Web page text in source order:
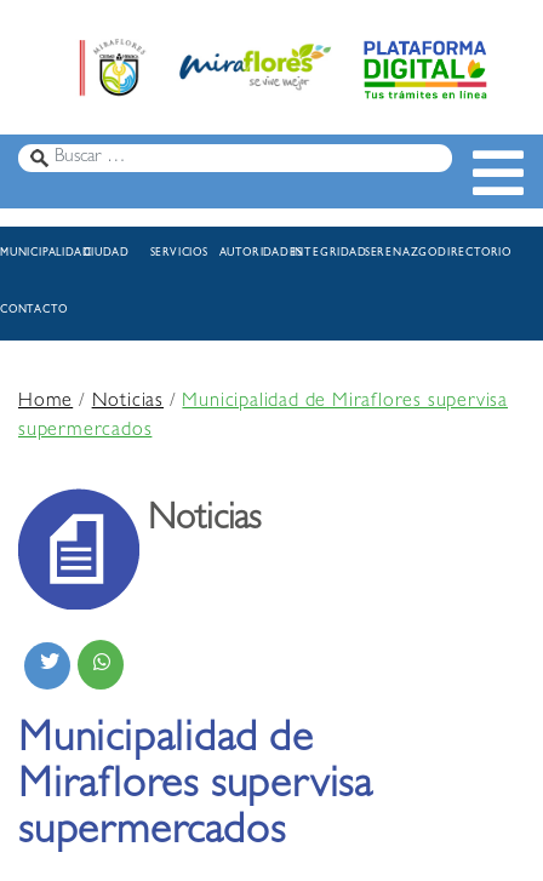
MUNICIPALIDADCIUDAD SERVICIOS AUTORIDADESINTEGRIDADSERENAZGODIRECTORIO
CONTACTO
Home/Noticias /Municipalidad de Miraflores supervisa
supermercados
Noticias
Municipalidad de
Miraflores supervisa
supermercados